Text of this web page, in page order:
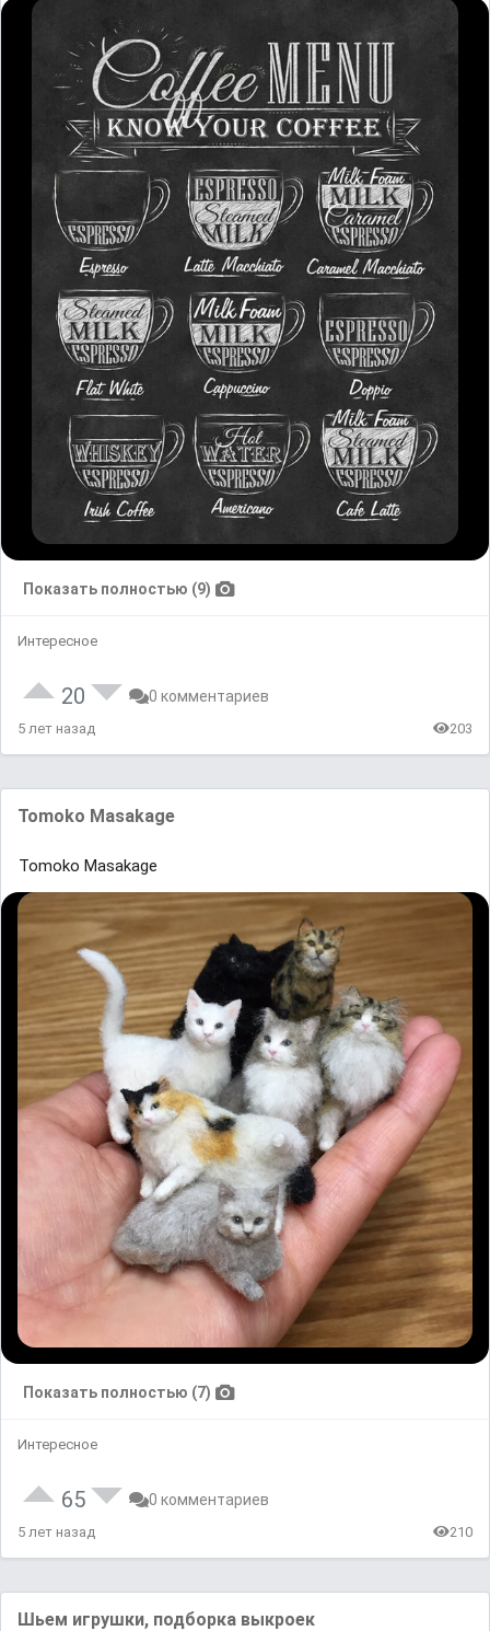
Показать полностью (9)
Интересное
20 0 комментариев
5 лет назад 203
Tomoko Masakage
Tomoko Masakage
Показать полностью (7)
Интересное
65 0 комментариев
5 лет назад 210
Шьем игрушки, подборка выкроек